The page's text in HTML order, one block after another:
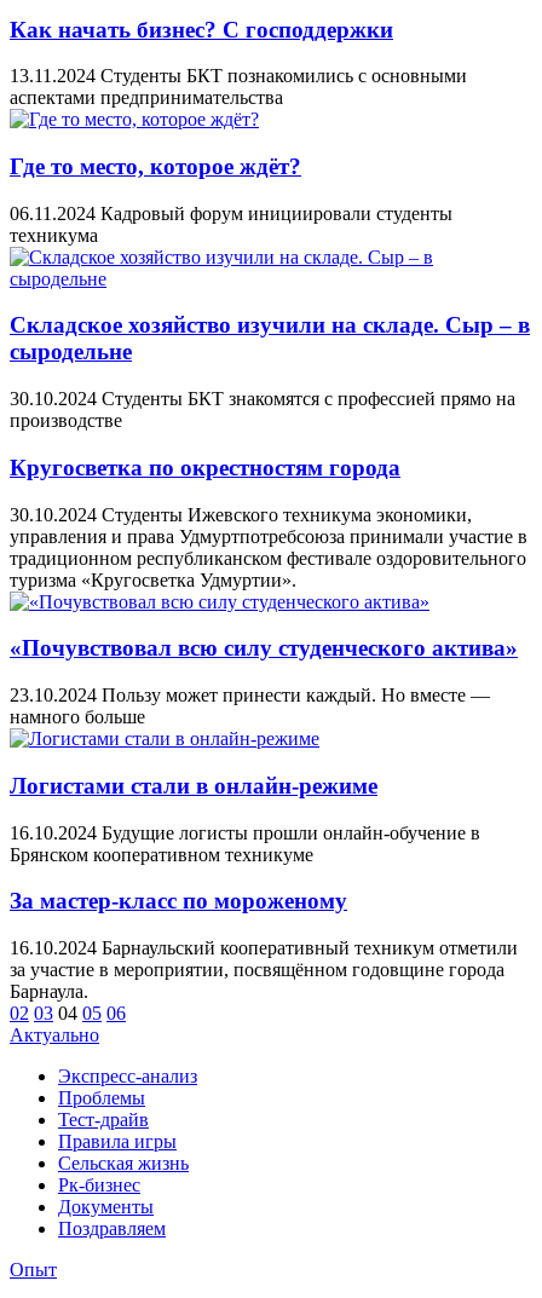
Как начать бизнес? С господдержки
13.11.2024 Студенты БКТ познакомились с основными
аспектами предпринимательства
Где то место, которое ждёт?
06.11.2024 Кадровый форум инициировали студенты
техникума
Складское хозяйство изучили на складе. Сыр – в
сыродельне
30.10.2024 Студенты БКТ знакомятся с профессией прямо на
производстве
Кругосветка по окрестностям города
30.10.2024 Студенты Ижевского техникума экономики,
управления и права Удмуртпотребсоюза принимали участие в
традиционном республиканском фестивале оздоровительного
туризма «Кругосветка Удмуртии».
«Почувствовал всю силу студенческого актива»
23.10.2024 Пользу может принести каждый. Но вместе —
намного больше
Логистами стали в онлайн-режиме
16.10.2024 Будущие логисты прошли онлайн-обучение в
Брянском кооперативном техникуме
За мастер-класс по мороженому
16.10.2024 Барнаульский кооперативный техникум отметили
за участие в мероприятии, посвящённом годовщине города
Барнаула.
02 03 04 05 06
Актуально
Экспресс-анализ
Проблемы
Тест-драйв
Правила игры
Сельская жизнь
Рк-бизнес
Документы
Поздравляем
Опыт